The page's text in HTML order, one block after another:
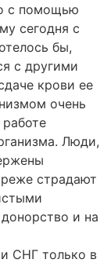
с помощью
сегодня с
бы,
с другими
крови ее
очень
Люди,
страдают
и на
СНГ только в